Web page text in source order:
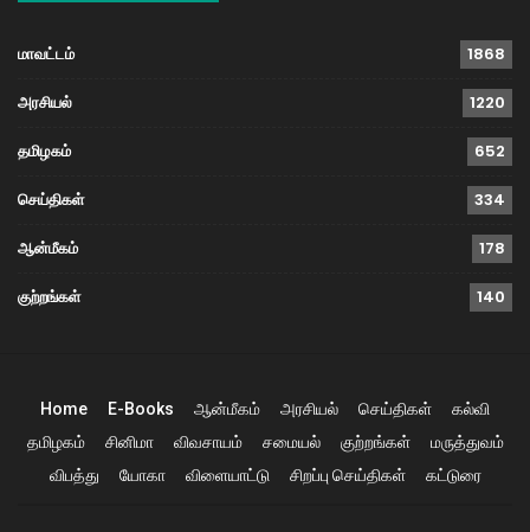
மாவட்டம் 1868
அரசியல் 1220
தமிழகம் 652
செய்திகள் 334
ஆன்மீகம் 178
குற்றங்கள் 140
Home E-Books ஆன்மீகம் அரசியல் செய்திகள்
கல்வி
தமிழகம்
சினிமா விவசாயம் சமையல் குற்றங்கள்
மருத்துவம்
விபத்து
யோகா விளையாட்டு சிறப்பு செய்திகள் கட்டுரை